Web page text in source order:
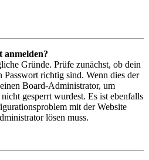
anmelden?
Gründe. Prüfe zunächst, ob dein
Passwort richtig sind. Wenn dies der
Board-Administrator, um
gesperrt wurdest. Es ist ebenfalls
mit der Website
lösen muss.